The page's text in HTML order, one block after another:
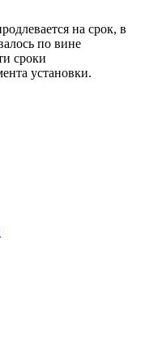
на срок, в
по вине
сроки
установки.